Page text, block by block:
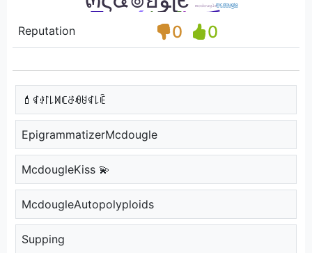
Reputation 0 0
💄ꁍꂑ꒓꒒ꁒꏸꁕꆂꐇꁍ꒒ꍟ
EpigrammatizerMcdougle
McdougleKiss 💫
McdougleAutopolyploids
Supping